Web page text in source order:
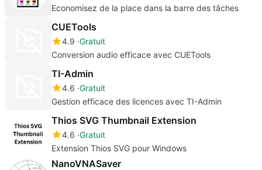
Economisez de la place dans la barre des tâches
CUETools
4.9 Gratuit
Conversion audio efficace avec CUETools
TI-Admin
4.6 Gratuit
Gestion efficace des licences avec TI-Admin
Thios SVG Thumbnail Extension
4.6 Gratuit
Extension Thios SVG pour Windows
NanoVNASaver